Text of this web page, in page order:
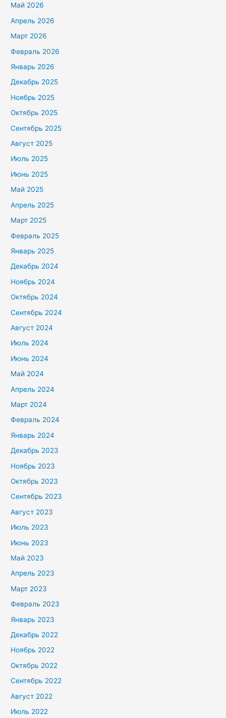
Май 2026
Апрель 2026
Март 2026
Февраль 2026
Январь 2026
Декабрь 2025
Ноябрь 2025
Октябрь 2025
Сентябрь 2025
Август 2025
Июль 2025
Июнь 2025
Май 2025
Апрель 2025
Март 2025
Февраль 2025
Январь 2025
Декабрь 2024
Ноябрь 2024
Октябрь 2024
Сентябрь 2024
Август 2024
Июль 2024
Июнь 2024
Май 2024
Апрель 2024
Март 2024
Февраль 2024
Январь 2024
Декабрь 2023
Ноябрь 2023
Октябрь 2023
Сентябрь 2023
Август 2023
Июль 2023
Июнь 2023
Май 2023
Апрель 2023
Март 2023
Февраль 2023
Январь 2023
Декабрь 2022
Ноябрь 2022
Октябрь 2022
Сентябрь 2022
Август 2022
Июль 2022